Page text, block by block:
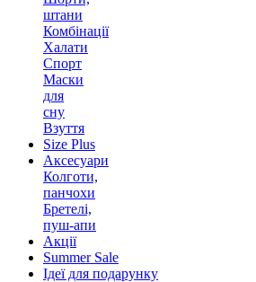
штани
Комбінації
Халати
Спорт
Маски
для
сну
Взуття
Size Plus
Аксесуари
Колготи,
панчохи
Бретелі,
пуш-апи
Акції
Summer Sale
Ідеї для подарунку